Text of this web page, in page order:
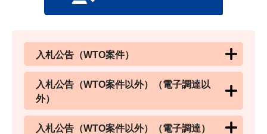
入札公告（WTO案件）
入札公告（WTO案件以外）（電子調達以
外）
入札公告（WTO案件以外）（電子調達）